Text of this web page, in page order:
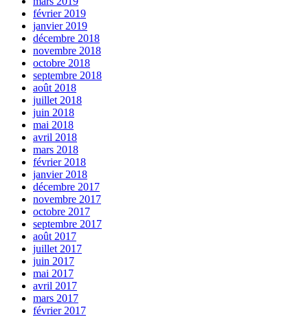
février 2019
janvier 2019
décembre 2018
novembre 2018
octobre 2018
septembre 2018
août 2018
juillet 2018
juin 2018
mai 2018
avril 2018
mars 2018
février 2018
janvier 2018
décembre 2017
novembre 2017
octobre 2017
septembre 2017
août 2017
juillet 2017
juin 2017
mai 2017
avril 2017
mars 2017
février 2017